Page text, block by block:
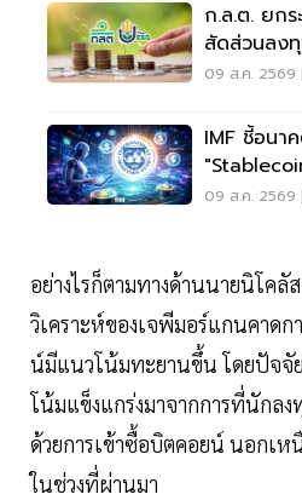
ก.ล.ต. ยกร
สัดส่วนลง
JUMP+
09 ส.ค. 2569
IMF ชี้อนา
ระบบชำระเงิน
09 ส.ค. 2569
อย่างไรก็ตามทางด้านนายนิโคลั
วิเคราะห์ของเจพีมอร์แกนคาดก
น์มีแนวโน้มทะยานขึ้น โดยปัจ
โน้มแข็งแกร่งมาจากการที่นักลง
ด้วยการเข้าซื้อบิตคอยน์ นอกเห
ในช่วงที่ผ่านมา